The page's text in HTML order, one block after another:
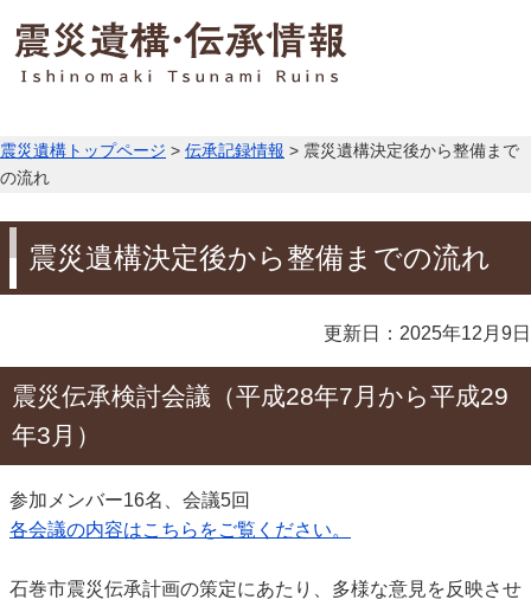
震災遺構トップページ > 伝承記録情報 > 震災遺構決定後から整備まで
の流れ
震災遺構決定後から整備までの流れ
更新日：2025年12月9日
震災伝承検討会議（平成28年7月から平成29
年3月）
参加メンバー16名、会議5回
各会議の内容はこちらをご覧ください。
石巻市震災伝承計画の策定にあたり、多様な意見を反映させ